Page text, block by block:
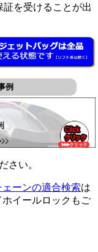
を受けることが出
例
さい。
ェーンの適合検索は
イールロックもご